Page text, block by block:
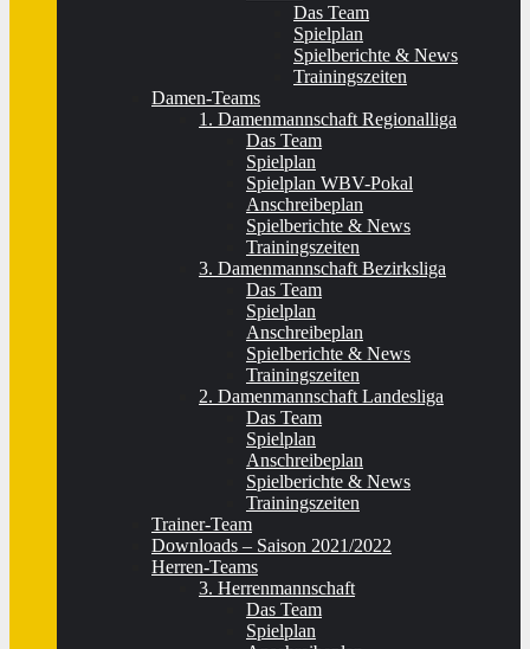
Das Team
Spielplan
Spielberichte & News
Trainingszeiten
Damen-Teams
1. Damenmannschaft Regionalliga
Das Team
Spielplan
Spielplan WBV-Pokal
Anschreibeplan
Spielberichte & News
Trainingszeiten
3. Damenmannschaft Bezirksliga
Das Team
Spielplan
Anschreibeplan
Spielberichte & News
Trainingszeiten
2. Damenmannschaft Landesliga
Das Team
Spielplan
Anschreibeplan
Spielberichte & News
Trainingszeiten
Trainer-Team
Downloads – Saison 2021/2022
Herren-Teams
3. Herrenmannschaft
Das Team
Spielplan